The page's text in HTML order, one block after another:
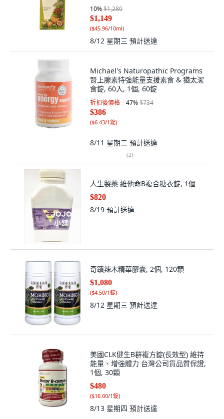
10%$1,280
$1,149
($45.96/10ml)
8/12 星期三 預計送達
Michael's Naturopathic Programs
腎上腺素特強能量支援素食 & 猶太潔
食錠, 60入, 1個, 60錠
折扣後價格 47%$734
$386
($6.43/1錠)
8/11 星期二 預計送達
(2)
人生製藥 維他命B複合糖衣錠, 1個
$820
8/19 預計送達
奇蹟辣木精華膠囊, 2個, 120顆
$1,080
($4.50/1錠)
8/12 星期三 預計送達
美國CLK健生B群複方錠(長效型) 維持
能量、增強體力 台灣公司貨品質保證,
1個, 30顆
$480
($16.00/1錠)
8/13 星期四 預計送達